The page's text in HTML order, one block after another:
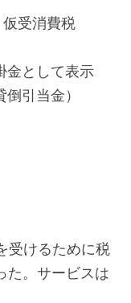
受消費税
金として表示
引当金）
受けるために税
た。サービスは